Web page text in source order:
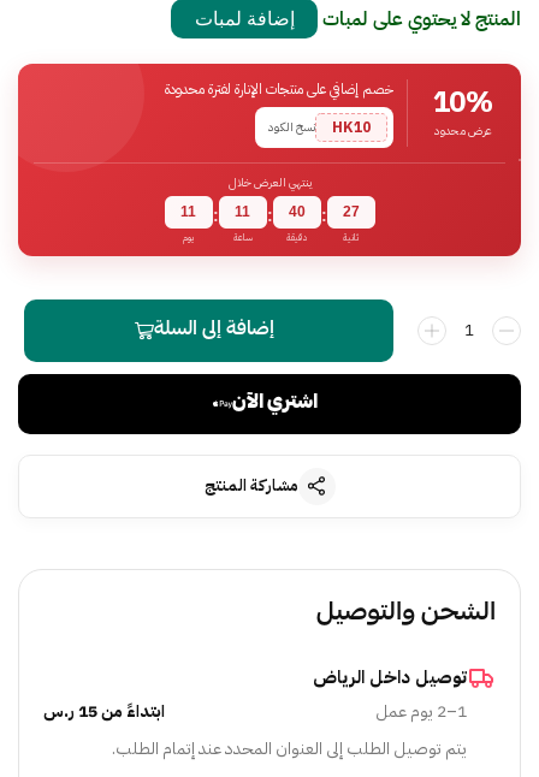
المنتج لا يحتوي على لمبات إضافة لمبات
10%
عرض محدود
خصم إضافي على منتجات الإنارة لفترة محدودة
HK10
نسخ الكود
ينتهي العرض خلال
11
يوم
: 11
ساعة
: 40
دقيقة
: 26
ثانية
إضافة إلى السلة
اشتري الآن
مشاركة المنتج
الشحن والتوصيل
توصيل داخل الرياض
1–2 يوم عمل
ابتداءً من 15 ر.س
يتم توصيل الطلب إلى العنوان المحدد عند إتمام الطلب.